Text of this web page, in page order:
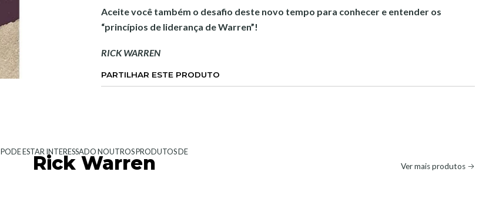
Aceite você também o desafio deste novo tempo para conhecer e entender os
“princípios de liderança de Warren”!
RICK WARREN
PARTILHAR ESTE PRODUTO
PODE ESTAR INTERESSADO NOUTROS PRODUTOS DE
Rick Warren Ver mais produtos